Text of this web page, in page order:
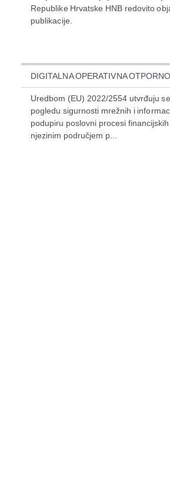
Republike Hrvatske HNB redovito
publikacije.
DIGITALNA OPERATIVNA
Uredbom (EU) 2022/2554 utvrđuju
pogledu sigurnosti mrežnih i
podupiru poslovni procesi
njezinim područjem p...